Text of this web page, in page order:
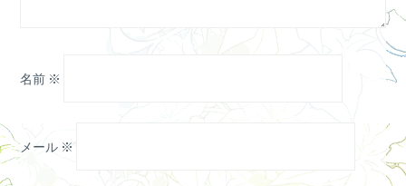
名前 ※
メール ※